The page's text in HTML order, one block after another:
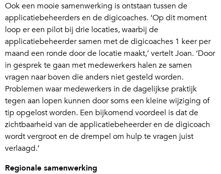
Ook een mooie samenwerking is ontstaan tussen de
applicatiebeheerders en de digicoaches. ‘Op dit moment
loop er een pilot bij drie locaties, waarbij de
applicatiebeheerder samen met de digicoaches 1 keer per
maand een ronde door de locatie maakt,’ vertelt Joan. ‘Door
in gesprek te gaan met medewerkers halen ze samen
vragen naar boven die anders niet gesteld worden.
Problemen waar medewerkers in de dagelijkse praktijk
tegen aan lopen kunnen door soms een kleine wijziging of
tip opgelost worden. Een bijkomend voordeel is dat de
zichtbaarheid van de applicatiebeheerder en de digicoach
wordt vergroot en de drempel om hulp te vragen juist
verlaagd.’
Regionale samenwerking